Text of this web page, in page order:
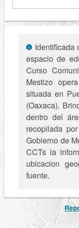
Identificada
espacio de
Curso
Mestizo
situada en
(Oaxaca).
dentro del
recopilada
Gobierno de
CCTs la
ubicacion
fuente.